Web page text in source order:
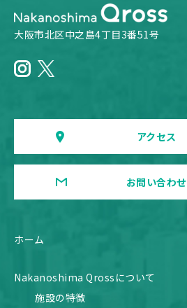
大阪市北区中之島4丁目3番51号
アクセス
お問い合わせ
ホーム
Nakanoshima Qrossについて
施設の特徴